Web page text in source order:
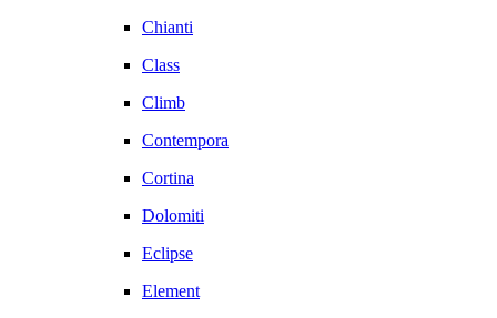
Chianti
Class
Climb
Contempora
Cortina
Dolomiti
Eclipse
Element